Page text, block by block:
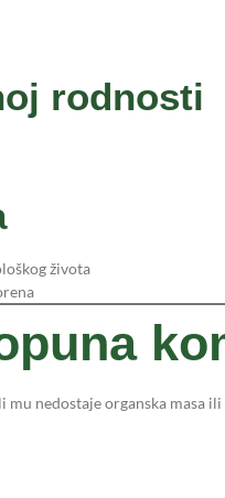
rodnosti
života
nedostaje organska masa